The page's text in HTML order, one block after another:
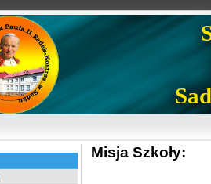
Misja Szkoły: